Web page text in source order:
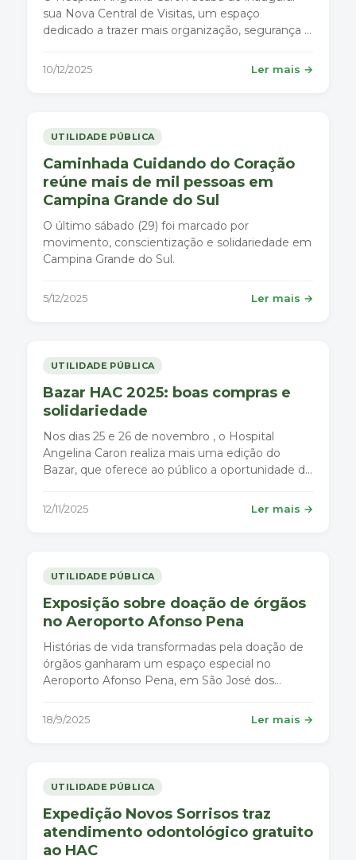
sua Nova Central de Visitas, um espaço
dedicado a trazer mais organização, segurança e
familiares.
10/12/2025 Ler mais →
UTILIDADE PÚBLICA
Caminhada Cuidando do Coração
reúne mais de mil pessoas em
Campina Grande do Sul
O último sábado (29) foi marcado por
movimento, conscientização e solidariedade em
Campina Grande do Sul.
5/12/2025 Ler mais →
UTILIDADE PÚBLICA
Bazar HAC 2025: boas compras e
solidariedade
Nos dias 25 e 26 de novembro , o Hospital
Angelina Caron realiza mais uma edição do
Bazar, que oferece ao público a oportunidade de
Federal com preços muito mais acessíveis do
12/11/2025 Ler mais →
UTILIDADE PÚBLICA
Exposição sobre doação de órgãos
no Aeroporto Afonso Pena
Histórias de vida transformadas pela doação de
órgãos ganharam um espaço especial no
Aeroporto Afonso Pena, em São José dos
18/9/2025 Ler mais →
UTILIDADE PÚBLICA
Expedição Novos Sorrisos traz
atendimento odontológico gratuito
ao HAC